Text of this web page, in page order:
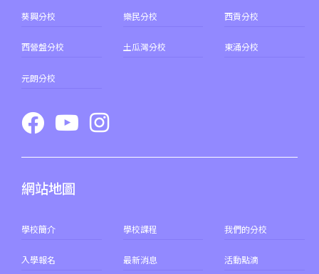
港鐵 葵興站 (C出口)
30, 31M, 32M, 33A, 36A, 36M,
69M, 235M, 253M, 260C,
小巴
保姆車1
大窩口村, 荃灣
前往方法
葵興分校
西營盤分校
元朗分校
樂民分校
土瓜灣分校
西貢分校
東涌分校
網站地圖
學校簡介
入學報名
學校課程
最新消息
我們的分校
活動點滴